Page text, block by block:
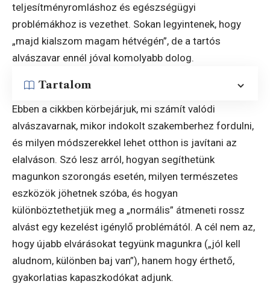
teljesítményromláshoz és egészségügyi
problémákhoz is vezethet. Sokan legyintenek, hogy
„majd kialszom magam hétvégén”, de a tartós
alvászavar ennél jóval komolyabb dolog.
Tartalom
Ebben a cikkben körbejárjuk, mi számít valódi
alvászavarnak, mikor indokolt szakemberhez fordulni,
és milyen módszerekkel lehet otthon is javítani az
elalváson. Szó lesz arról, hogyan segíthetünk
magunkon szorongás esetén, milyen természetes
eszközök jöhetnek szóba, és hogyan
különböztethetjük meg a „normális” átmeneti rossz
alvást egy kezelést igénylő problémától. A cél nem az,
hogy újabb elvárásokat tegyünk magunkra („jól kell
aludnom, különben baj van”), hanem hogy érthető,
gyakorlatias kapaszkodókat adjunk.